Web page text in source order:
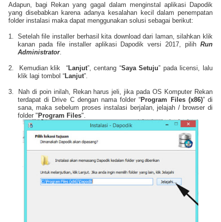
Adapun, bagi Rekan yang gagal dalam menginstal aplikasi Dapodik
yang disebabkan karena adanya kesalahan kecil dalam penempatan
folder instalasi maka dapat menggunakan solusi sebagai berikut:
1.
Setelah file installer berhasil kita download dari laman, silahkan klik
kanan pada file installer aplikasi Dapodik versi 2017, pilih Run
Administrator.
2. Kemudian klik “Lanjut”, centang “Saya Setuju” pada licensi, lalu
klik lagi tombol “Lanjut”.
3.
Nah di poin inilah, Rekan harus jeli, jika pada OS Komputer Rekan
terdapat di Drive C dengan nama folder “Program Files (x86)” di
sana, maka sebelum proses instalasi berjalan, jelajah / browser di
folder "Program Files".